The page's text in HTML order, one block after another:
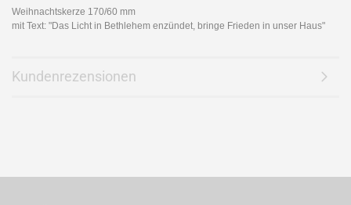
Weihnachtskerze 170/60 mm
mit Text: "Das Licht in Bethlehem enzündet, bringe Frieden in unser Haus"
Kundenrezensionen